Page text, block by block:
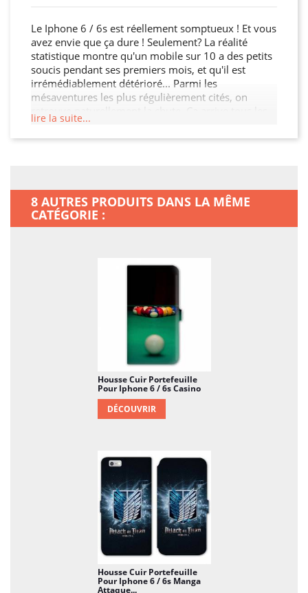
Le Iphone 6 / 6s est réellement somptueux ! Et vous
avez envie que ça dure ! Seulement? La réalité
statistique montre qu'un mobile sur 10 a des petits
soucis pendant ses premiers mois, et qu'il est
irrémédiablement détérioré... Parmi les
mésaventures les plus régulièrement cités, on
jours, une seule fois suffira, et ce sera réglé pour
votre smartphone. Bon, pas systématiqueemnt :
pris une bonne claque. Mais il n'est pas impossible
que votre téléphone parte simplement à la casse. Il
ne faudra pas grand-chose, un choc par exemple,
portefeuille, vous mettez votre mobile à l'abri de
nombreux imprévus, et augmentez
chercher midi à 14 heures, l'achat d'une protection
n'est pas une option quand on pense au prix d'un
mobile. Et si en plus de ça, vous pouvez donner
beaucoup plus de style à votre smartphone, que
lire la suite...
8 AUTRES PRODUITS DANS LA MÊME
CATÉGORIE :
Housse Cuir Portefeuille
Pour Iphone 6 / 6s Casino
DÉCOUVRIR
Housse Cuir Portefeuille
Pour Iphone 6 / 6s Manga
Attaque...